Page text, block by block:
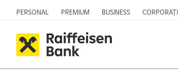
PERSONAL PREMIUM BUSINESS